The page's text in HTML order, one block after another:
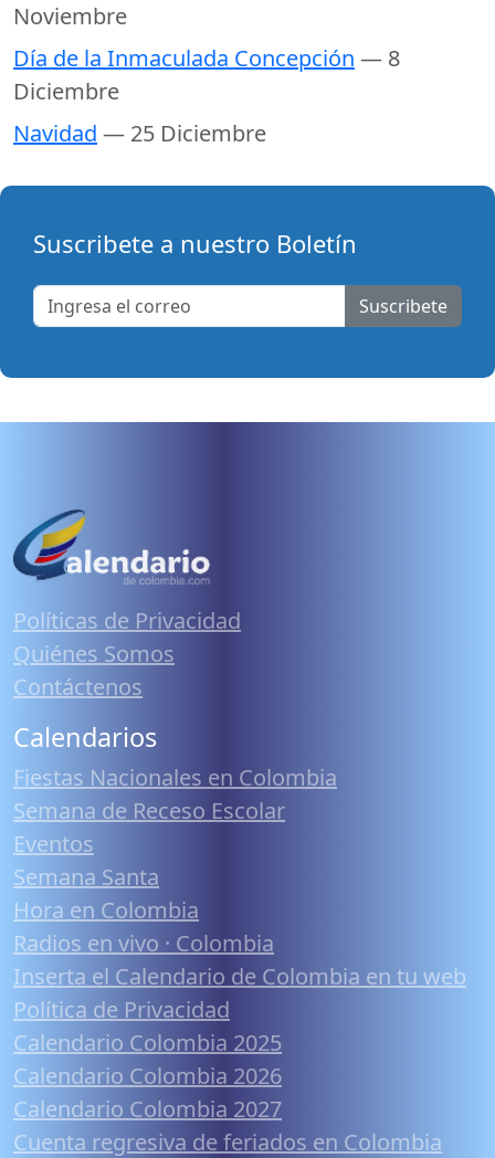
Noviembre
Día de la Inmaculada Concepción — 8
Diciembre
Navidad — 25 Diciembre
Suscribete a nuestro Boletín
Suscribete
Políticas de Privacidad
Quiénes Somos
Contáctenos
Calendarios
Fiestas Nacionales en Colombia
Semana de Receso Escolar
Eventos
Semana Santa
Hora en Colombia
Radios en vivo · Colombia
Inserta el Calendario de Colombia en tu web
Política de Privacidad
Calendario Colombia 2025
Calendario Colombia 2026
Calendario Colombia 2027
Cuenta regresiva de feriados en Colombia